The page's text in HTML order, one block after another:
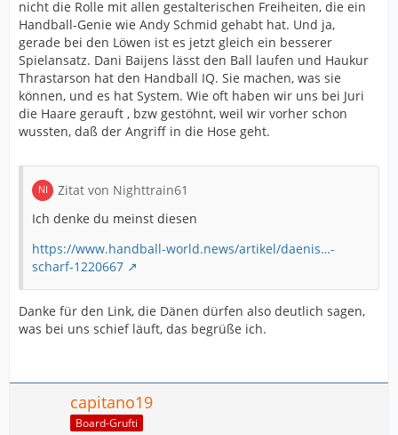
nicht die Rolle mit allen gestalterischen Freiheiten, die ein
Handball-Genie wie Andy Schmid gehabt hat. Und ja,
gerade bei den Löwen ist es jetzt gleich ein besserer
Spielansatz. Dani Baijens lässt den Ball laufen und Haukur
Thrastarson hat den Handball IQ. Sie machen, was sie
können, und es hat System. Wie oft haben wir uns bei Juri
die Haare gerauft , bzw gestöhnt, weil wir vorher schon
wussten, daß der Angriff in die Hose geht.
Zitat von Nighttrain61
Ich denke du meinst diesen
https://www.handball-world.news/artikel/daenis…-
scharf-1220667
Danke für den Link, die Dänen dürfen also deutlich sagen,
was bei uns schief läuft, das begrüße ich.
capitano19
Board-Grufti